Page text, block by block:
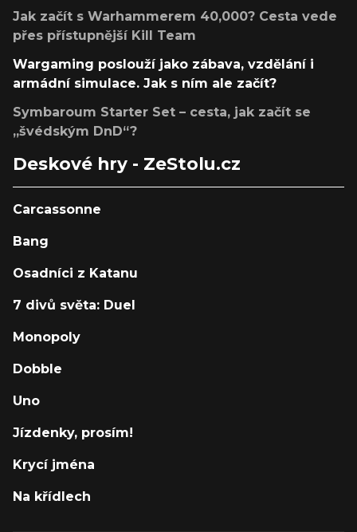
Jak začít s Warhammerem 40,000? Cesta vede
přes přístupnější Kill Team
Wargaming poslouží jako zábava, vzdělání i
armádní simulace. Jak s ním ale začít?
Symbaroum Starter Set – cesta, jak začít se
„švédským DnD“?
Deskové hry - ZeStolu.cz
Carcassonne
Bang
Osadníci z Katanu
7 divů světa: Duel
Monopoly
Dobble
Uno
Jízdenky, prosím!
Krycí jména
Na křídlech